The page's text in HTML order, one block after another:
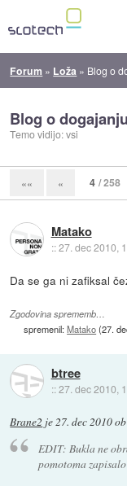
Forum » Loža » Blog o
Blog o
Temo vidijo: vsi
«« « 4 / 258
Matako
::27. dec 2010,
Da se ga ni zafiksal
Zgodovina sprememb…
spremenil:Matako(27.
btree
::27. dec 2010,
Brane2 je27. dec 2010
EDIT: Bukla ne
pomotoma